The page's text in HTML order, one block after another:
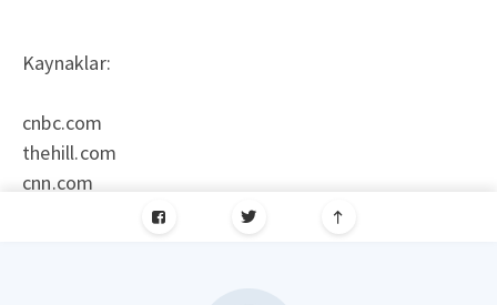
Kaynaklar:
cnbc.com
thehill.com
cnn.com